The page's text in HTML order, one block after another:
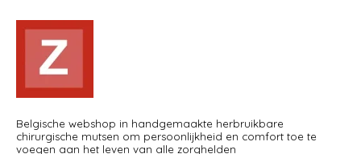
Belgische webshop in handgemaakte herbruikbare
chirurgische mutsen om persoonlijkheid en comfort toe te
voegen aan het leven van alle zorghelden